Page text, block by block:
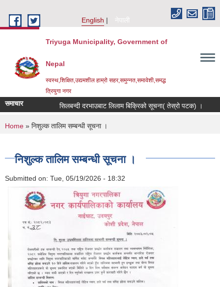
English
नेपाली
Triyuga Municipality, Government of
Nepal
स्वस्थ,शिक्षित,उद्यमशील हाम्रो सहर,समुन्नत,समावेशी,समद्ध
त्रियुगा नगर
समाचार सिलबन्दी दरभाउबाट लिलाम बिक्रिको सूचना( तेस्रो पटक) ।
You are here
Home » निशुल्क तालिम सम्बन्धी सूचना ।
निशुल्क तालिम सम्बन्धी सूचना ।
Submitted on: Tue, 05/19/2026 - 18:32